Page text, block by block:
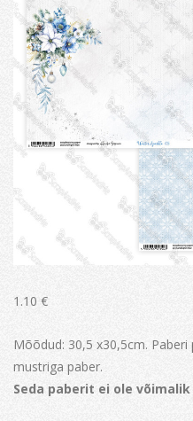
1.10 €
Mõõdud: 30,5 x30,5cm.
mustriga paber.
Seda paberit ei ole